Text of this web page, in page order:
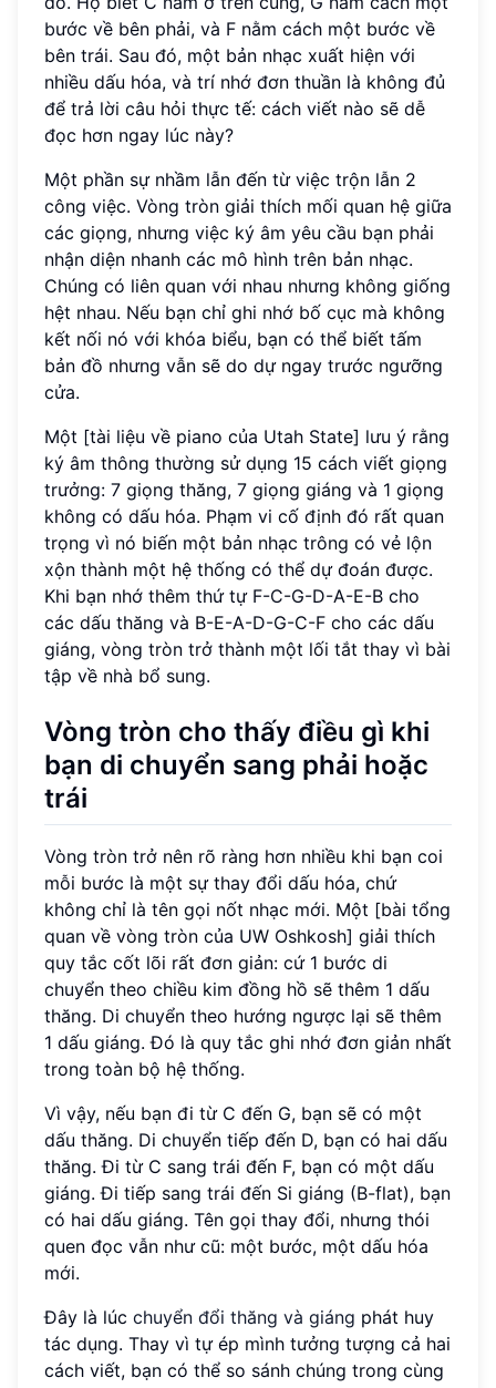
bước về bên phải, và F nằm cách một bước về
bên trái. Sau đó, một bản nhạc xuất hiện với
nhiều dấu hóa, và trí nhớ đơn thuần là không đủ
để trả lời câu hỏi thực tế: cách viết nào sẽ dễ
đọc hơn ngay lúc này?
Một phần sự nhầm lẫn đến từ việc trộn lẫn 2
công việc. Vòng tròn giải thích mối quan hệ giữa
các giọng, nhưng việc ký âm yêu cầu bạn phải
nhận diện nhanh các mô hình trên bản nhạc.
Chúng có liên quan với nhau nhưng không giống
hệt nhau. Nếu bạn chỉ ghi nhớ bố cục mà không
kết nối nó với khóa biểu, bạn có thể biết tấm
bản đồ nhưng vẫn sẽ do dự ngay trước ngưỡng
cửa.
Một [tài liệu về piano của Utah State] lưu ý rằng
ký âm thông thường sử dụng 15 cách viết giọng
trưởng: 7 giọng thăng, 7 giọng giáng và 1 giọng
không có dấu hóa. Phạm vi cố định đó rất quan
trọng vì nó biến một bản nhạc trông có vẻ lộn
xộn thành một hệ thống có thể dự đoán được.
Khi bạn nhớ thêm thứ tự F-C-G-D-A-E-B cho
các dấu thăng và B-E-A-D-G-C-F cho các dấu
giáng, vòng tròn trở thành một lối tắt thay vì bài
tập về nhà bổ sung.
Vòng tròn cho thấy điều gì khi
bạn di chuyển sang phải hoặc
trái
Vòng tròn trở nên rõ ràng hơn nhiều khi bạn coi
mỗi bước là một sự thay đổi dấu hóa, chứ
không chỉ là tên gọi nốt nhạc mới. Một [bài tổng
quan về vòng tròn của UW Oshkosh] giải thích
quy tắc cốt lõi rất đơn giản: cứ 1 bước di
chuyển theo chiều kim đồng hồ sẽ thêm 1 dấu
thăng. Di chuyển theo hướng ngược lại sẽ thêm
1 dấu giáng. Đó là quy tắc ghi nhớ đơn giản nhất
trong toàn bộ hệ thống.
Vì vậy, nếu bạn đi từ C đến G, bạn sẽ có một
dấu thăng. Di chuyển tiếp đến D, bạn có hai dấu
thăng. Đi từ C sang trái đến F, bạn có một dấu
giáng. Đi tiếp sang trái đến Si giáng (B-flat), bạn
có hai dấu giáng. Tên gọi thay đổi, nhưng thói
quen đọc vẫn như cũ: một bước, một dấu hóa
mới.
Đây là lúc chuyển đổi thăng và giáng phát huy
tác dụng. Thay vì tự ép mình tưởng tượng cả hai
cách viết, bạn có thể so sánh chúng trong cùng